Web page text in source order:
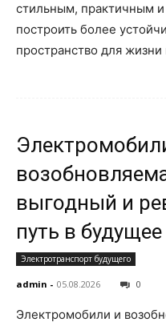
стильным, практичным
построить более
пространство для
выгодный и
путь в будущее
Электротранспорт будущего
admin - 05.08.2026 0
Электромобили и